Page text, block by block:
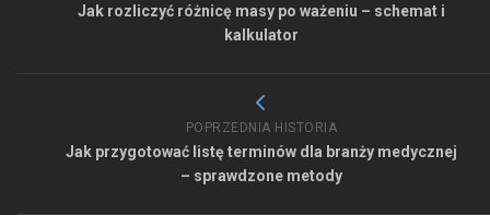
Jak rozliczyć różnicę masy po ważeniu – schemat i
kalkulator
POPRZEDNIA HISTORIA
Jak przygotować listę terminów dla branży medycznej
– sprawdzone metody